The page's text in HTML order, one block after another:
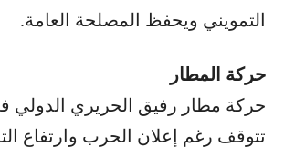
التمويني ويحفظ المصلحة العامة.
حركة المطار
حركة مطار رفيق الحريري الدولي
تتوقف رغم إعلان الحرب وارتفاع